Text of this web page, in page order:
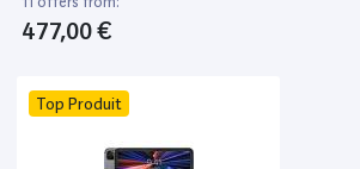
477,00 €
Top Produit